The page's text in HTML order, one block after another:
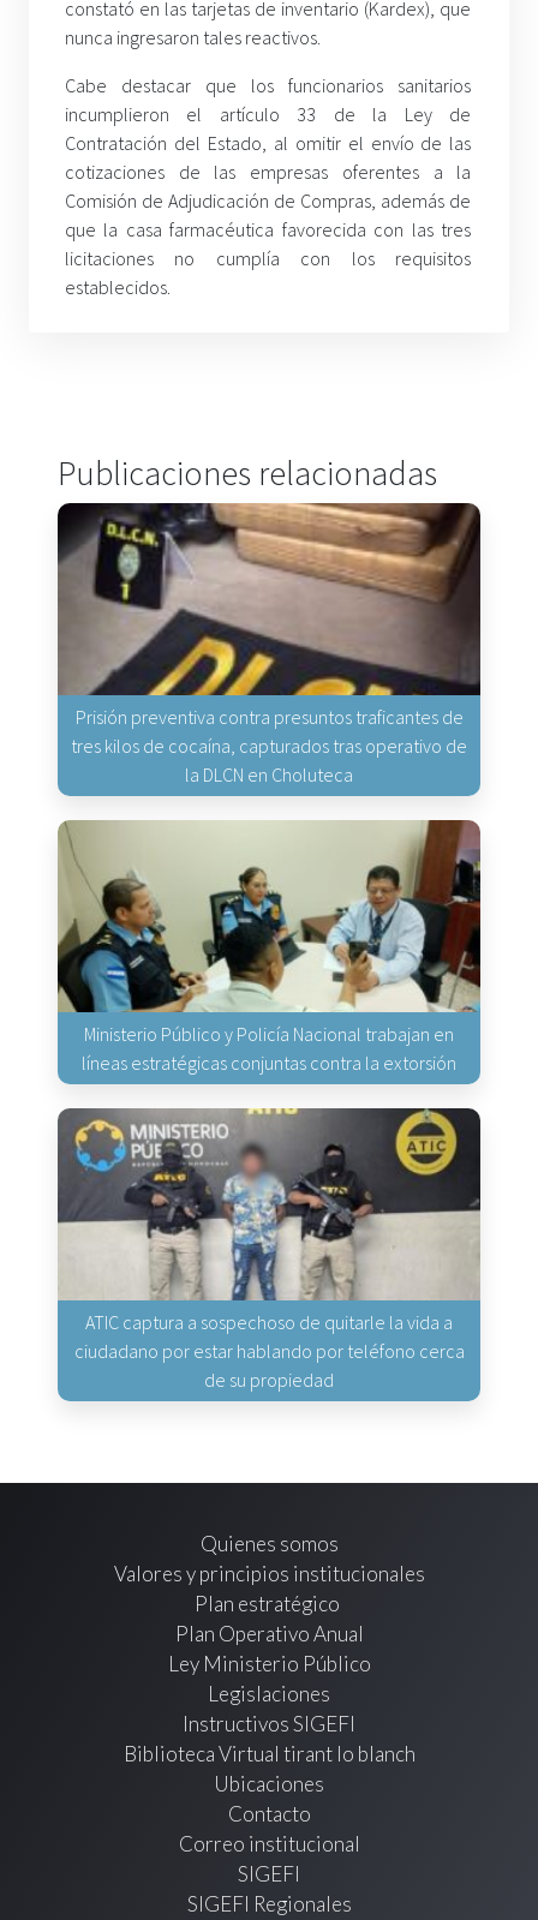
constató en las tarjetas de inventario (Kardex), que
nunca ingresaron tales reactivos.
Cabe destacar que los funcionarios sanitarios
incumplieron el artículo 33 de la Ley de
Contratación del Estado, al omitir el envío de las
cotizaciones de las empresas oferentes a la
Comisión de Adjudicación de Compras, además de
que la casa farmacéutica favorecida con las tres
licitaciones no cumplía con los requisitos
establecidos.
Publicaciones relacionadas
Prisión preventiva contra presuntos traficantes de
tres kilos de cocaína, capturados tras operativo de
la DLCN en Choluteca
Ministerio Público y Policía Nacional trabajan en
líneas estratégicas conjuntas contra la extorsión
ATIC captura a sospechoso de quitarle la vida a
ciudadano por estar hablando por teléfono cerca
de su propiedad
Quienes somos
Valores y principios institucionales
Plan estratégico
Plan Operativo Anual
Ley Ministerio Público
Legislaciones
Instructivos SIGEFI
Biblioteca Virtual tirant lo blanch
Ubicaciones
Contacto
Correo institucional
SIGEFI
SIGEFI Regionales